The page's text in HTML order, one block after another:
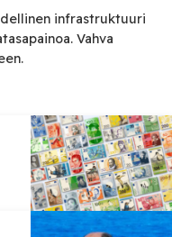
infrastruktuuri
Vahva